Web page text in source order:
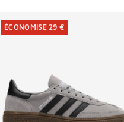
ÉCONOMISE 29 €